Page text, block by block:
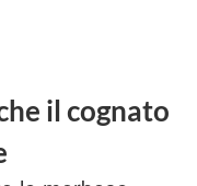
il cognato